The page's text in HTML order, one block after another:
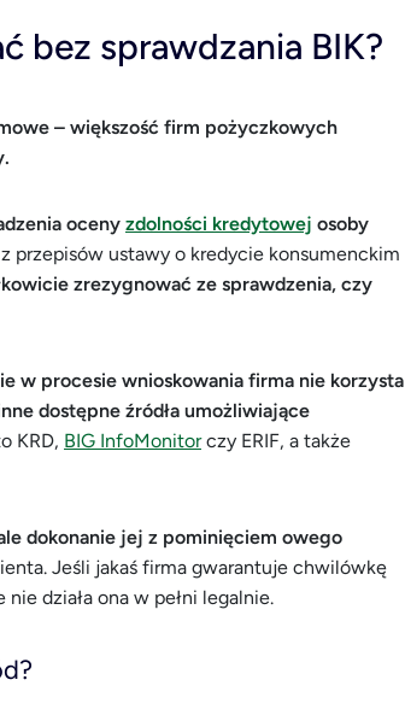
bez sprawdzania BIK?
– większość firm pożyczkowych
oceny zdolności kredytowej osoby
przepisów ustawy o kredycie konsumenckim
zrezygnować ze sprawdzenia, czy
w procesie wnioskowania firma nie korzysta
dostępne źródła umożliwiające
KRD, BIG InfoMonitorczy ERIF, a także
dokonanie jej z pominięciem owego
Jeśli jakaś firma gwarantuje chwilówkę
działa ona w pełni legalnie.